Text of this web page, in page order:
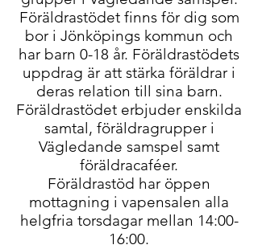
Föräldrastödet finns för dig som
bor i Jönköpings kommun och
har barn 0-18 år. Föräldrastödets
uppdrag är att stärka föräldrar i
deras relation till sina barn.
Föräldrastödet erbjuder enskilda
samtal, föräldragrupper i
Vägledande samspel samt
föräldracaféer.
Föräldrastöd har öppen
mottagning i vapensalen alla
helgfria torsdagar mellan 14:00-
16:00.